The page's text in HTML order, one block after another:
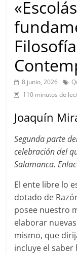
8 junio, 2026
110 minutos de
Joaquín
Segunda parte
celebración del
Salamanca.
El ente libre lo
dotado de
posee nuestro
elaborar
mismo, que
incluye el saber